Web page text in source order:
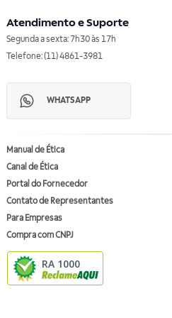
Atendimento e Suporte
Segunda a sexta: 7h30 às 17h
Telefone: (11) 4861-3981
WHATSAPP
Manual de Ética
Canal de Ética
Portal do Fornecedor
Contato de Representantes
Para Empresas
Compra com CNPJ
RA 1000